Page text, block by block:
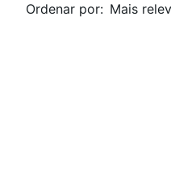
Ordenar por: Mais